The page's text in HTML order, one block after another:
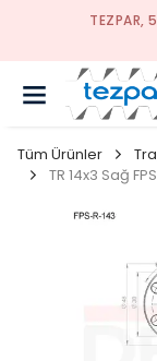
TEZPAR,
Tüm Ürünler
TR 14x3 Sağ